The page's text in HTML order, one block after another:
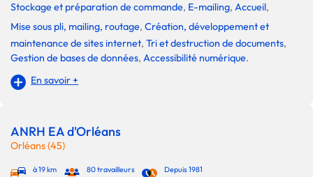
Stockage et préparation de commande, E-mailing, Accueil,
Mise sous pli, mailing, routage, Création, développement et
maintenance de sites internet, Tri et destruction de documents,
Gestion de bases de données, Accessibilité numérique.
En savoir +
ANRH EA d'Orléans
Orléans (45)
à 19 km 80 travailleurs Depuis 1981